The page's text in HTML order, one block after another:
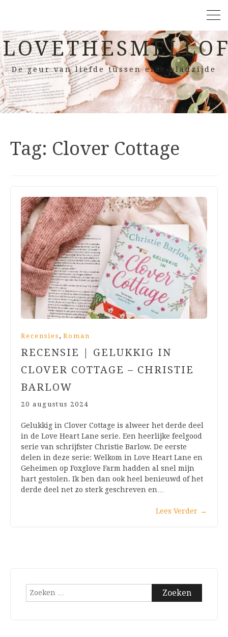
De geur van liefde tussen elke bladzijde
Tag: Clover Cottage
Recensies , Roman
RECENSIE | GELUKKIG IN
CLOVER COTTAGE – CHRISTIE
BARLOW
20 augustus 2024
Gelukkig in Clover Cottage is alweer het derde deel
in de Love Heart Lane serie. Een heerlijke feelgood
serie van schrijfster Christie Barlow. De eerste
delen in deze serie: Welkom in Love Heart Lane en
Geheimen op Foxglove Farm hadden al snel mijn
hart gestolen. Ik ben dan ook heel benieuwd of het
derde deel net zo sterk geschreven en…
Lees Verder →
Zoeken